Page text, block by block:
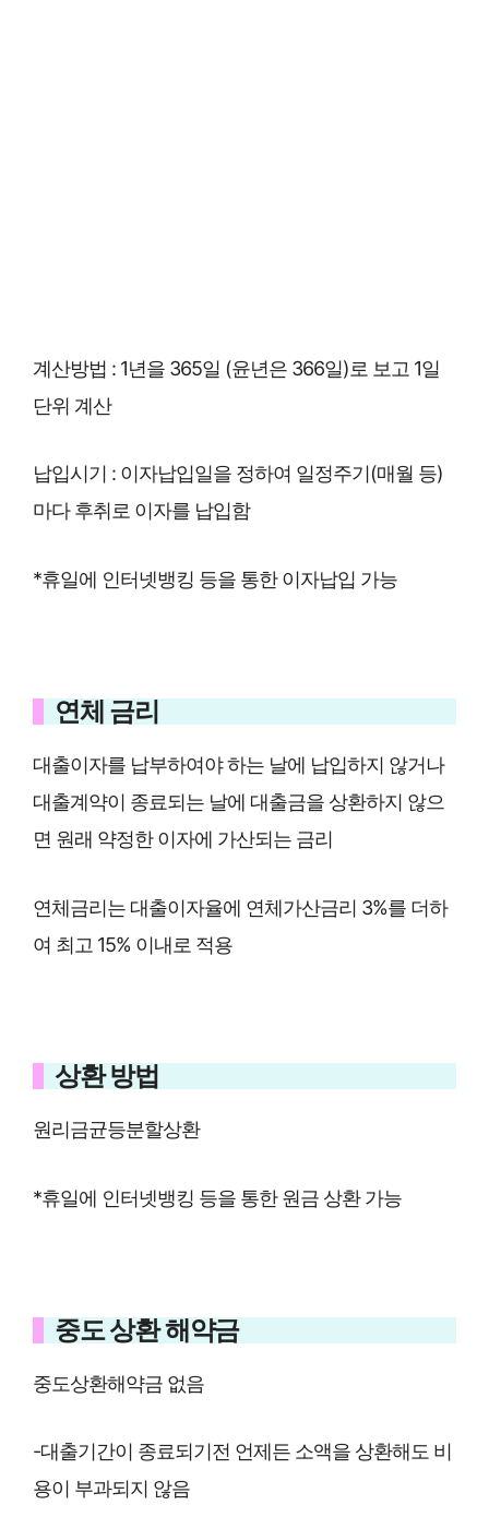
계산방법 : 1년을 365일 (윤년은 366일)로 보고 1일
단위 계산
납입시기 : 이자납입일을 정하여 일정주기(매월 등)
마다 후취로 이자를 납입함
*휴일에 인터넷뱅킹 등을 통한 이자납입 가능
연체 금리
대출이자를 납부하여야 하는 날에 납입하지 않거나
대출계약이 종료되는 날에 대출금을 상환하지 않으
면 원래 약정한 이자에 가산되는 금리
연체금리는 대출이자율에 연체가산금리 3%를 더하
여 최고 15% 이내로 적용
상환 방법
원리금균등분할상환
*휴일에 인터넷뱅킹 등을 통한 원금 상환 가능
중도 상환 해약금
중도상환해약금 없음
-대출기간이 종료되기전 언제든 소액을 상환해도 비
용이 부과되지 않음